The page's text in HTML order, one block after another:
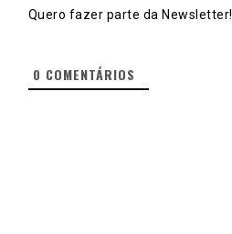
Quero fazer parte da Newsletter!
0 COMENTÁRIOS